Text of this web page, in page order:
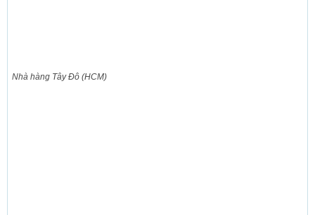
Nhà hàng Tây Đô (HCM)